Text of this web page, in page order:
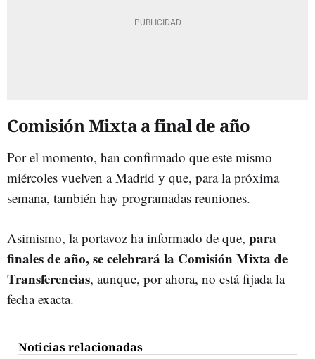
Comisión Mixta a final de año
Por el momento, han confirmado que este mismo
miércoles vuelven a Madrid y que, para la próxima
semana, también hay programadas reuniones.
Asimismo, la portavoz ha informado de que, para
finales de año, se celebrará la Comisión Mixta de
Transferencias, aunque, por ahora, no está fijada la
fecha exacta.
Noticias relacionadas